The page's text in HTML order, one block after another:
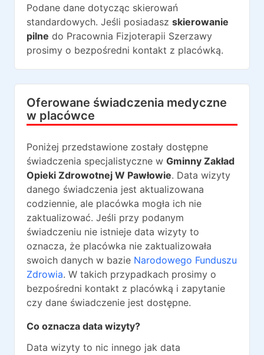
Podane dane dotycząc skierowań
standardowych. Jeśli posiadasz skierowanie
pilne do Pracownia Fizjoterapii Szerzawy
prosimy o bezpośredni kontakt z placówką.
Oferowane świadczenia medyczne
w placówce
Poniżej przedstawione zostały dostępne
świadczenia specjalistyczne w Gminny Zakład
Opieki Zdrowotnej W Pawłowie. Data wizyty
danego świadczenia jest aktualizowana
codziennie, ale placówka mogła ich nie
zaktualizować. Jeśli przy podanym
świadczeniu nie istnieje data wizyty to
oznacza, że placówka nie zaktualizowała
swoich danych w bazie Narodowego Funduszu
Zdrowia. W takich przypadkach prosimy o
bezpośredni kontakt z placówką i zapytanie
czy dane świadczenie jest dostępne.
Co oznacza data wizyty?
Data wizyty to nic innego jak data